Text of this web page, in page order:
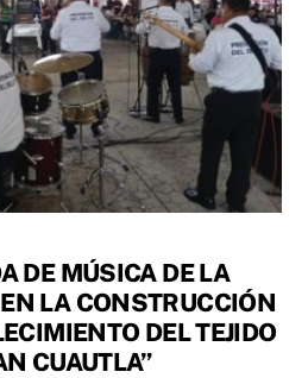
DE MÚSICA DE LA
LA CONSTRUCCIÓN
DEL TEJIDO
CUAUTLA”